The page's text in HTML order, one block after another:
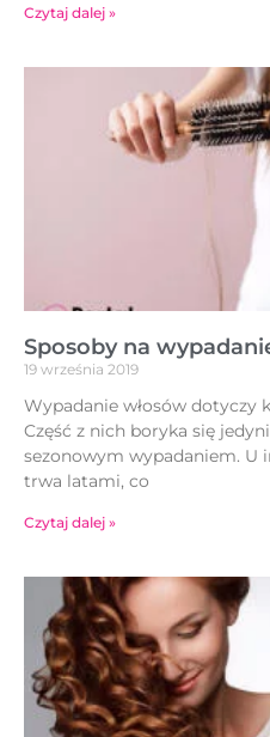
Czytaj dalej »
Sposoby na
19 września 2019
Wypadanie włosów dotyczy
Część z nich boryka się
sezonowym wypadaniem. U
trwa latami, co
Czytaj dalej »